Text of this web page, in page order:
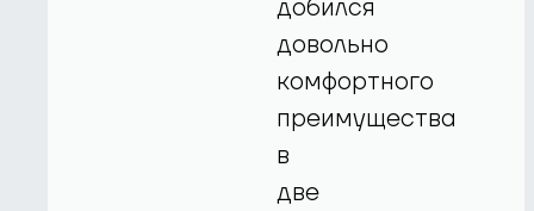
добился
довольно
комфортного
преимущества
в
две